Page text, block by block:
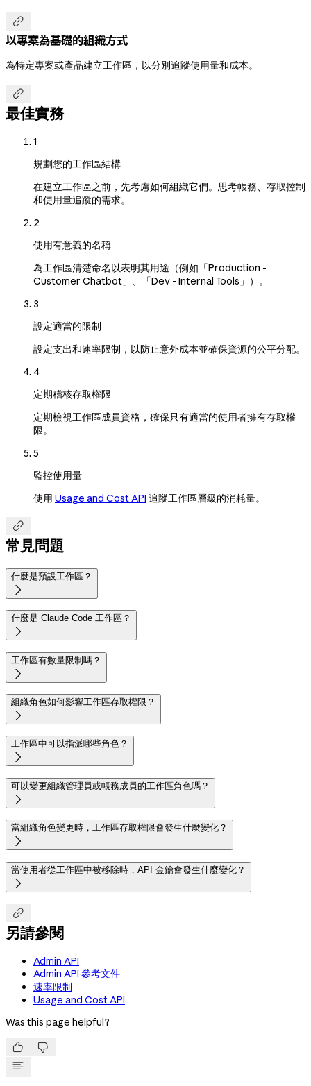

以專案為基礎的組織方式
為特定專案或產品建立工作區，以分別追蹤使用量和成本。

最佳實務
1
規劃您的工作區結構
在建立工作區之前，先考慮如何組織它們。思考帳務、存取控制
和使用量追蹤的需求。
2
使用有意義的名稱
為工作區清楚命名以表明其用途（例如「Production -
Customer Chatbot」、「Dev - Internal Tools」）。
3
設定適當的限制
設定支出和速率限制，以防止意外成本並確保資源的公平分配。
4
定期稽核存取權限
定期檢視工作區成員資格，確保只有適當的使用者擁有存取權
限。
5
監控使用量
使用 Usage and Cost API 追蹤工作區層級的消耗量。

常見問題
什麼是預設工作區？

什麼是 Claude Code 工作區？

工作區有數量限制嗎？

組織角色如何影響工作區存取權限？

工作區中可以指派哪些角色？

可以變更組織管理員或帳務成員的工作區角色嗎？

當組織角色變更時，工作區存取權限會發生什麼變化？

當使用者從工作區中被移除時，API 金鑰會發生什麼變化？


另請參閱
Admin API
Admin API 參考文件
速率限制
Usage and Cost API
Was this page helpful?
 